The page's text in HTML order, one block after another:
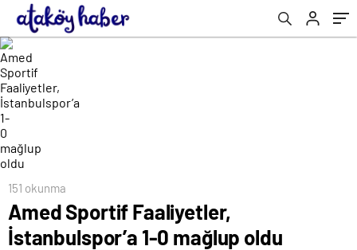
151 okunma
Amed Sportif Faaliyetler,
İstanbulspor’a 1-0 mağlup oldu